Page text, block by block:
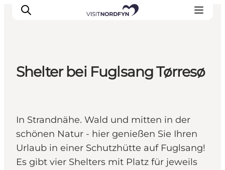
Essen und Trinken
Unterkünfte
Erlebnisbuchung
Für Kinder
Shelter bei Fuglsang Tørresø
In Strandnähe. Wald und mitten in der
schönen Natur - hier genießen Sie Ihren
Urlaub in einer Schutzhütte auf Fuglsang!
Es gibt vier Shelters mit Platz für jeweils